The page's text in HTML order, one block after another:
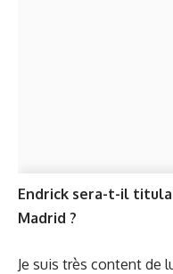
Endrick sera-t-il
Madrid ?
Je suis très content de